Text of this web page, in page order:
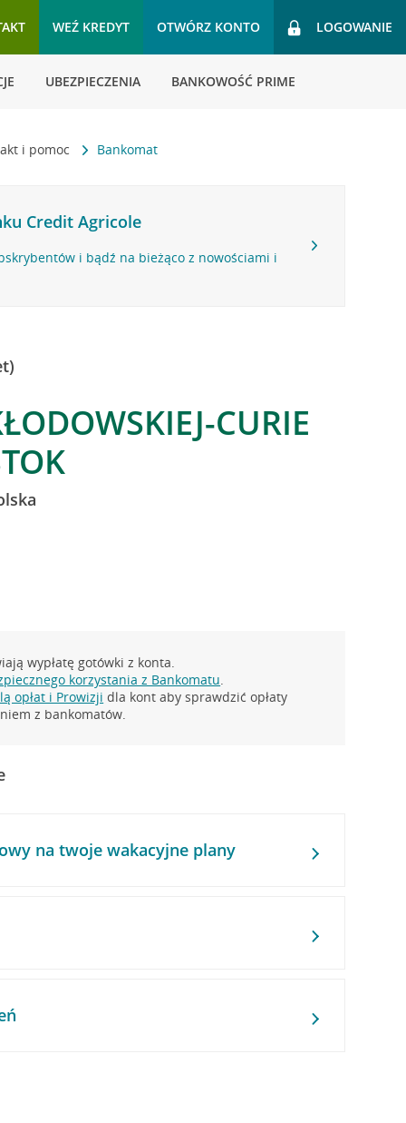
WEŹ KREDYT OTWÓRZ KONTO LOGOWANIE
UBEZPIECZENIA BANKOWOŚĆ PRIME
i pomoc Bankomat
Credit Agricole
i bądź na bieżąco z nowościami i
CURIE
wypłatę gotówki z konta.
korzystania z Bankomatu.
opłat i Prowizji dla kont aby sprawdzić opłaty
z bankomatów.
na twoje wakacyjne plany